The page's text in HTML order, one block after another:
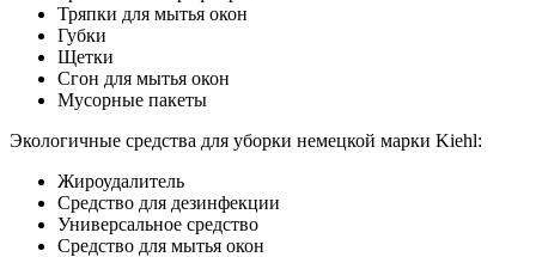
Тряпки для мытья окон
Губки
Щетки
Сгон для мытья окон
Мусорные пакеты
Экологичные средства для уборки немецкой марки Kiehl:
Жироудалитель
Средство для дезинфекции
Универсальное средство
Средство для мытья окон